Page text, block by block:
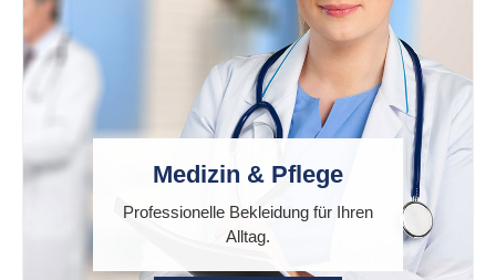
Medizin & Pflege
Professionelle Bekleidung für Ihren
Alltag.